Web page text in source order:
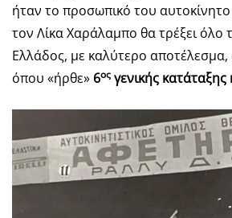
ήταν το προσωπικό του
τον Λίκα Χαράλαμπο θα τρέξει όλο
Ελλάδος, με καλύτερο
όπου «ήρθε» 6ος γενικής κατάταξης